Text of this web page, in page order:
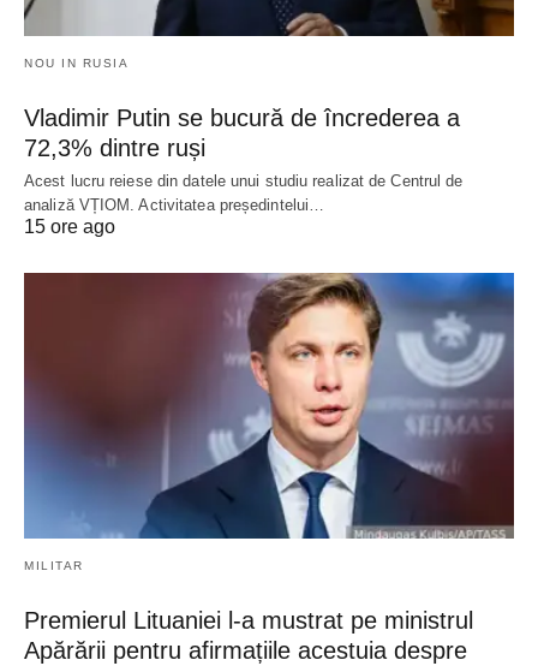
NOU IN RUSIA
Vladimir Putin se bucură de încrederea a
72,3% dintre ruși
Acest lucru reiese din datele unui studiu realizat de Centrul de
analiză VȚIOM. Activitatea președintelui…
15 ore ago
MILITAR
Premierul Lituaniei l-a mustrat pe ministrul
Apărării pentru afirmațiile acestuia despre